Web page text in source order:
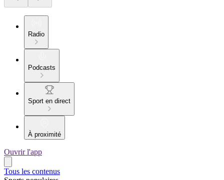
Radio
Podcasts
Sport en direct
À proximité
Ouvrir l'app
Tous les contenus